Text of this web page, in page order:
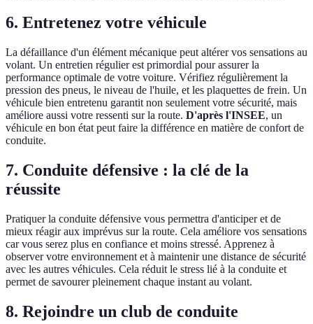
6. Entretenez votre véhicule
La défaillance d'un élément mécanique peut altérer vos sensations au
volant. Un entretien régulier est primordial pour assurer la
performance optimale de votre voiture. Vérifiez régulièrement la
pression des pneus, le niveau de l'huile, et les plaquettes de frein. Un
véhicule bien entretenu garantit non seulement votre sécurité, mais
améliore aussi votre ressenti sur la route. D'après l'INSEE, un
véhicule en bon état peut faire la différence en matière de confort de
conduite.
7. Conduite défensive : la clé de la
réussite
Pratiquer la conduite défensive vous permettra d'anticiper et de
mieux réagir aux imprévus sur la route. Cela améliore vos sensations
car vous serez plus en confiance et moins stressé. Apprenez à
observer votre environnement et à maintenir une distance de sécurité
avec les autres véhicules. Cela réduit le stress lié à la conduite et
permet de savourer pleinement chaque instant au volant.
8. Rejoindre un club de conduite